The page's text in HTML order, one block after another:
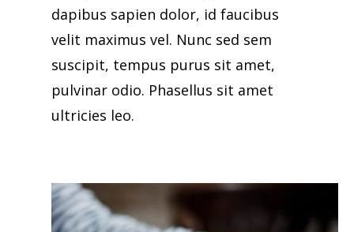
dapibus sapien dolor, id faucibus
velit maximus vel. Nunc sed sem
suscipit, tempus purus sit amet,
pulvinar odio. Phasellus sit amet
ultricies leo.